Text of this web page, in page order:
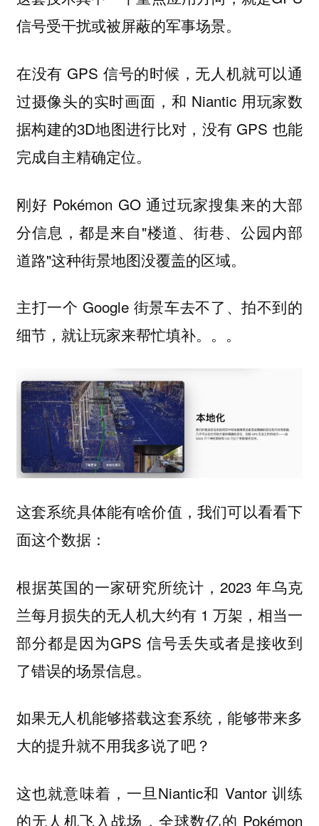
信号受干扰或被屏蔽的军事场景。
在没有 GPS 信号的时候，无人机就可以通
过摄像头的实时画面，和 Niantic 用玩家数
据构建的3D地图进行比对，没有 GPS 也能
完成自主精确定位。
刚好 Pokémon GO 通过玩家搜集来的大部
分信息，都是来自"楼道、街巷、公园内部
道路"这种街景地图没覆盖的区域。
主打一个 Google 街景车去不了、拍不到的
细节，就让玩家来帮忙填补。。。
这套系统具体能有啥价值，我们可以看看下
面这个数据：
根据英国的一家研究所统计，2023 年乌克
兰每月损失的无人机大约有 1 万架，相当一
部分都是因为GPS 信号丢失或者是接收到
了错误的场景信息。
如果无人机能够搭载这套系统，能够带来多
大的提升就不用我多说了吧？
这也就意味着，一旦Niantic和 Vantor 训练
的无人机飞入战场，全球数亿的 Pokémon